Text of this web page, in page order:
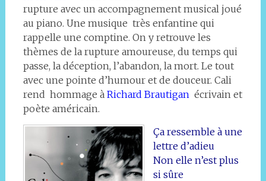
rupture avec un accompagnement musical joué
au piano. Une musique très enfantine qui
rappelle une comptine. On y retrouve les
thèmes de la rupture amoureuse, du temps qui
passe, la déception, l’abandon, la mort. Le tout
avec une pointe d’humour et de douceur. Cali
rend hommage à Richard Brautigan écrivain et
poète américain.
Ça ressemble à une
lettre d’adieu
Non elle n’est plus
si sûre